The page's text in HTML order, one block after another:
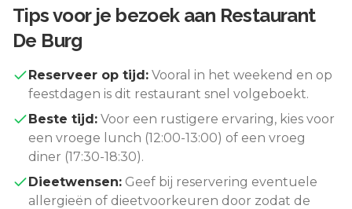
Tips voor je bezoek aan Restaurant
De Burg
Reserveer op tijd: Vooral in het weekend en op
feestdagen is dit restaurant snel volgeboekt.
Beste tijd: Voor een rustigere ervaring, kies voor
een vroege lunch (12:00-13:00) of een vroeg
diner (17:30-18:30).
Dieetwensen: Geef bij reservering eventuele
allergieën of dieetvoorkeuren door zodat de